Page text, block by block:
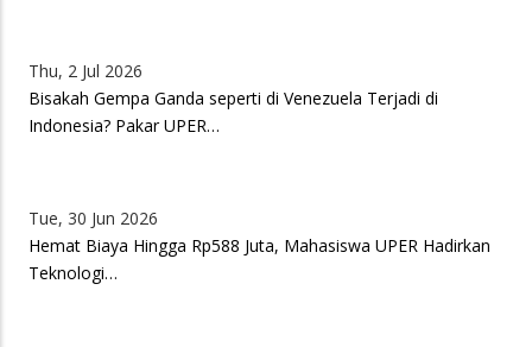
Thu, 2 Jul 2026
Bisakah Gempa Ganda seperti di Venezuela Terjadi di
Indonesia? Pakar UPER…
Tue, 30 Jun 2026
Hemat Biaya Hingga Rp588 Juta, Mahasiswa UPER Hadirkan
Teknologi…